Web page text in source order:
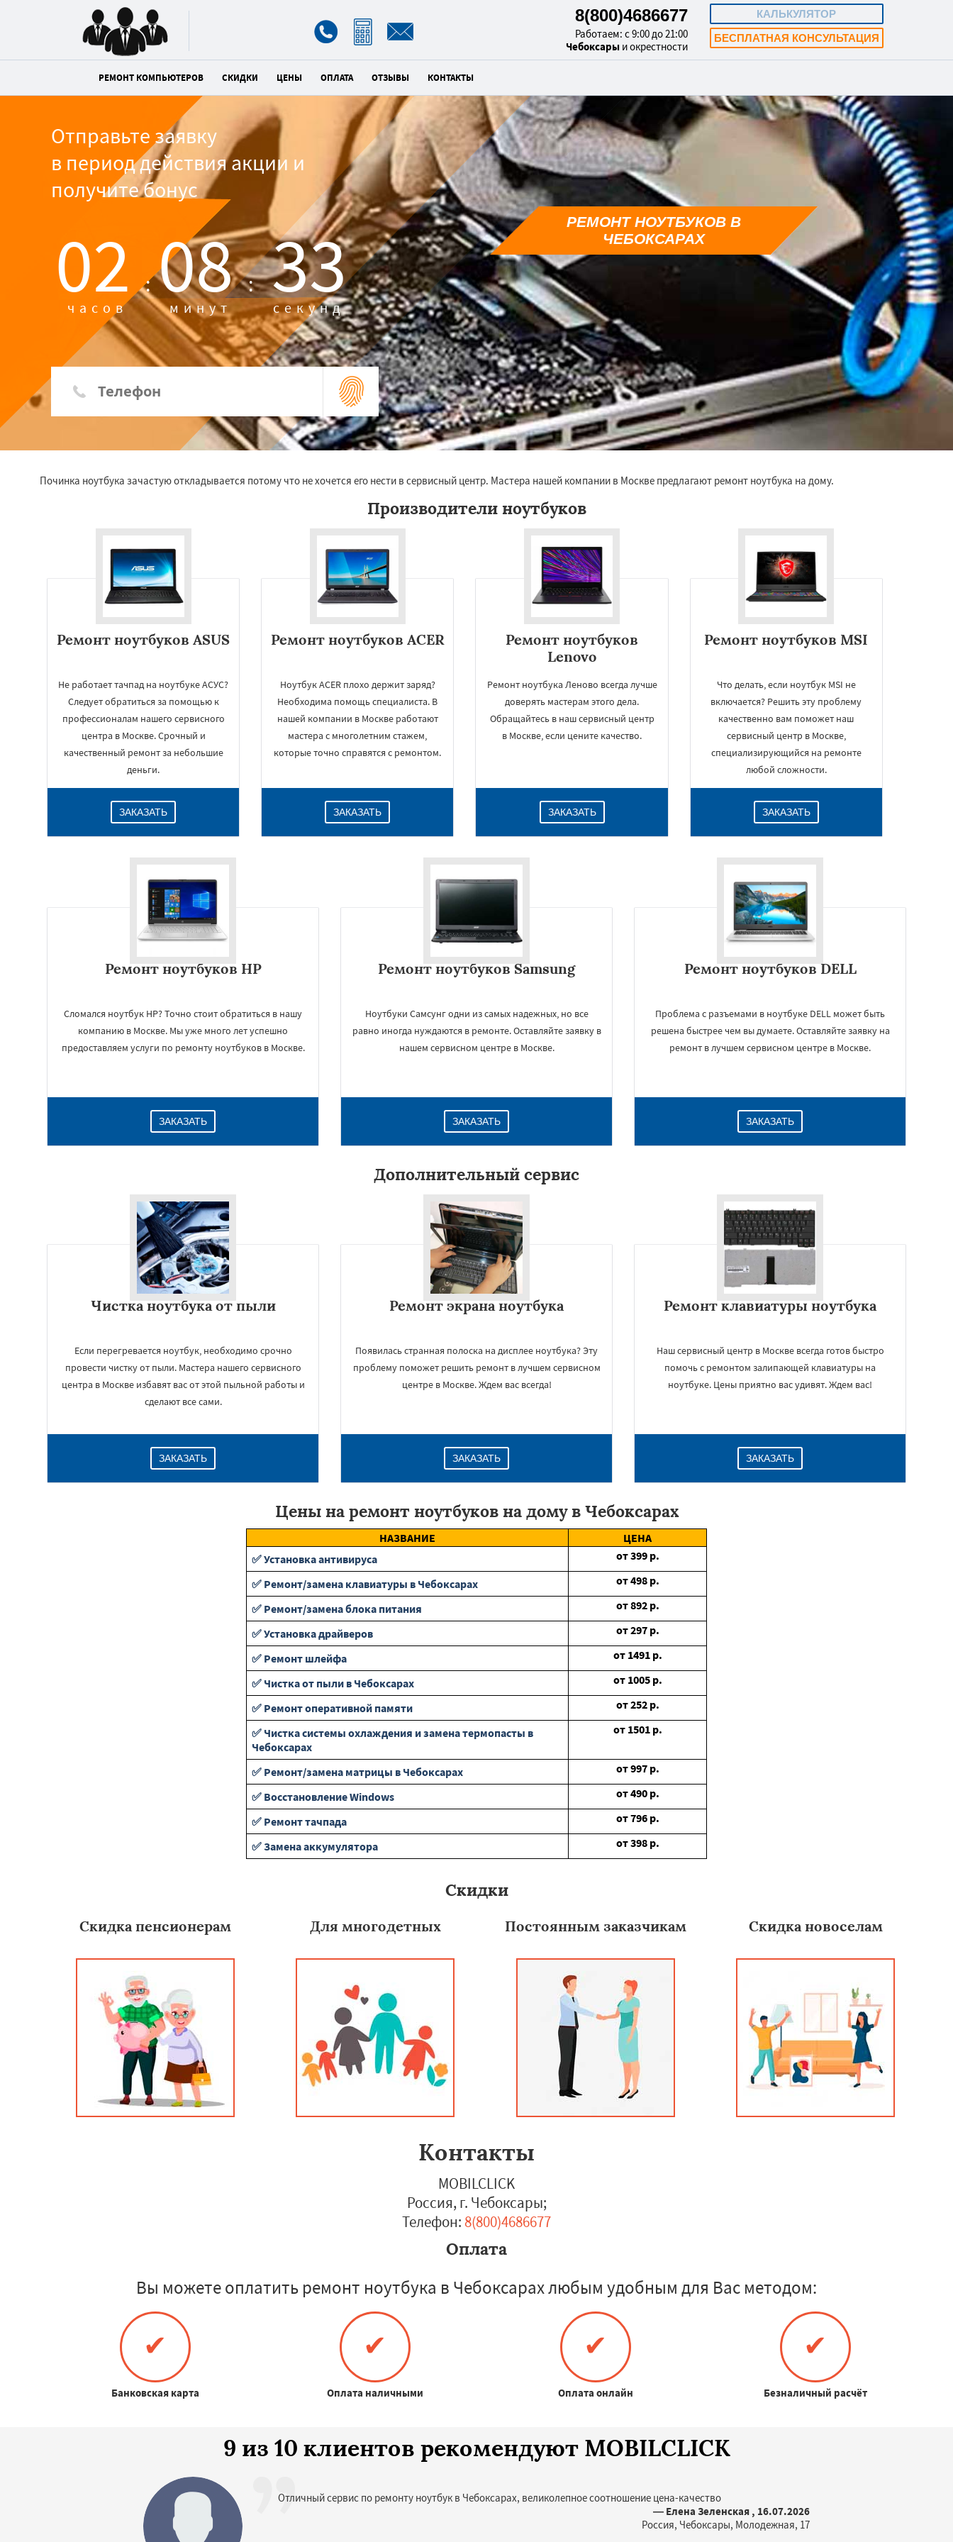
КАЛЬКУЛЯТОР
БЕСПЛАТНАЯ КОНСУЛЬТАЦИЯ
8(800)4686677
Работаем: с 9:00 до 21:00
Чебоксары и окрестности
РЕМОНТ КОМПЬЮТЕРОВ СКИДКИ ЦЕНЫ ОПЛАТА ОТЗЫВЫ КОНТАКТЫ
Отправьте заявку
в период действия акции и
получите бонус
02 :
часов 08 :
минут 32
секунд
РЕМОНТ НОУТБУКОВ В
ЧЕБОКСАРАХ
Починка ноутбука зачастую откладывается потому что не хочется его нести в сервисный центр. Мастера нашей компании в Москве предлагают ремонт ноутбука на дому.
Производители ноутбуков
Ремонт ноутбуков ASUS
Не работает тачпад на ноутбуке АСУС?
Следует обратиться за помощью к
профессионалам нашего сервисного
центра в Москве. Срочный и
качественный ремонт за небольшие
деньги.
ЗАКАЗАТЬ
Ремонт ноутбуков ACER
Ноутбук ACER плохо держит заряд?
Необходима помощь специалиста. В
нашей компании в Москве работают
мастера с многолетним стажем,
которые точно справятся с ремонтом.
ЗАКАЗАТЬ
Ремонт ноутбуков
Lenovo
Ремонт ноутбука Леново всегда лучше
доверять мастерам этого дела.
Обращайтесь в наш сервисный центр
в Москве, если цените качество.
ЗАКАЗАТЬ
Ремонт ноутбуков MSI
Что делать, если ноутбук MSI не
включается? Решить эту проблему
качественно вам поможет наш
сервисный центр в Москве,
специализирующийся на ремонте
любой сложности.
ЗАКАЗАТЬ
Ремонт ноутбуков HP
Сломался ноутбук HP? Точно стоит обратиться в нашу
компанию в Москве. Мы уже много лет успешно
предоставляем услуги по ремонту ноутбуков в Москве.
ЗАКАЗАТЬ
Ремонт ноутбуков Samsung
Ноутбуки Самсунг одни из самых надежных, но все
равно иногда нуждаются в ремонте. Оставляйте заявку в
нашем сервисном центре в Москве.
ЗАКАЗАТЬ
Ремонт ноутбуков DELL
Проблема с разъемами в ноутбуке DELL может быть
решена быстрее чем вы думаете. Оставляйте заявку на
ремонт в лучшем сервисном центре в Москве.
ЗАКАЗАТЬ
Дополнительный сервис
Чистка ноутбука от пыли
Если перегревается ноутбук, необходимо срочно
провести чистку от пыли. Мастера нашего сервисного
центра в Москве избавят вас от этой пыльной работы и
сделают все сами.
ЗАКАЗАТЬ
Ремонт экрана ноутбука
Появилась странная полоска на дисплее ноутбука? Эту
проблему поможет решить ремонт в лучшем сервисном
центре в Москве. Ждем вас всегда!
ЗАКАЗАТЬ
Ремонт клавиатуры ноутбука
Наш сервисный центр в Москве всегда готов быстро
помочь с ремонтом залипающей клавиатуры на
ноутбуке. Цены приятно вас удивят. Ждем вас!
ЗАКАЗАТЬ
Цены на ремонт ноутбуков на дому в Чебоксарах
НАЗВАНИЕ
ЦЕНА
✅ Установка антивируса
от399 р.
✅ Ремонт/замена клавиатуры в Чебоксарах
от498 р.
✅ Ремонт/замена блока питания
от892 р.
✅ Установка драйверов
от297 р.
✅ Ремонт шлейфа
от 1491 р.
✅ Чистка от пыли в Чебоксарах
от 1005 р.
✅ Ремонт оперативной памяти
от252 р.
✅ Чистка системы охлаждения и замена термопасты в
Чебоксарах
от 1501 р.
✅ Ремонт/замена матрицы в Чебоксарах от997 р.
✅ Восстановление Windows
от490 р.
✅ Ремонт тачпада
от796 р.
✅ Замена аккумулятора
от398 р.
Скидки
Скидка пенсионерам Для многодетных Постоянным заказчикам Скидка новоселам
Контакты
MOBILCLICK
Россия, г. Чебоксары;
Телефон: 8(800)4686677
Оплата
Вы можете оплатить ремонт ноутбука в Чебоксарах любым удобным для Вас методом:
✔
Банковская карта
✔
Оплата наличными
✔
Оплата онлайн
✔
Безналичный расчёт
9 из 10 клиентов рекомендуют MOBILCLICK
Отличный сервис по ремонту ноутбук в Чебоксарах, великолепное соотношение цена-качество
— Елена Зеленская , 16.07.2026
Россия, Чебоксары, Молодежная, 17
×
Даю согласие на обработку персональных данных